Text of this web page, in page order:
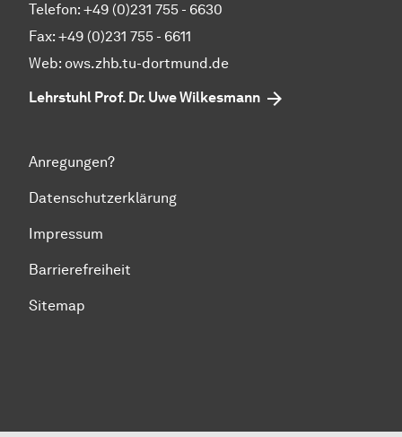
Telefon: +49 (0)231 755 - 6630
Fax: +49 (0)231 755 - 6611
Web: ows.zhb.tu-dortmund.de
Lehrstuhl Prof. Dr. Uwe Wilkesmann
Anregungen?
Datenschutzerklärung
Impressum
Barrierefreiheit
Sitemap